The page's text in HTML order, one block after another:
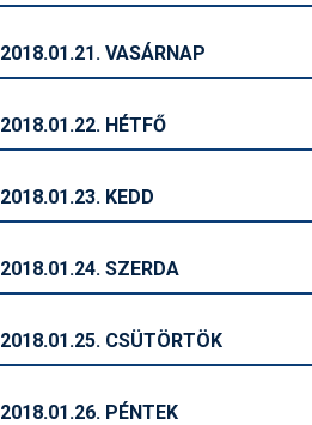
2018.01.21. VASÁRNAP
2018.01.22. HÉTFŐ
2018.01.23. KEDD
2018.01.24. SZERDA
2018.01.25. CSÜTÖRTÖK
2018.01.26. PÉNTEK